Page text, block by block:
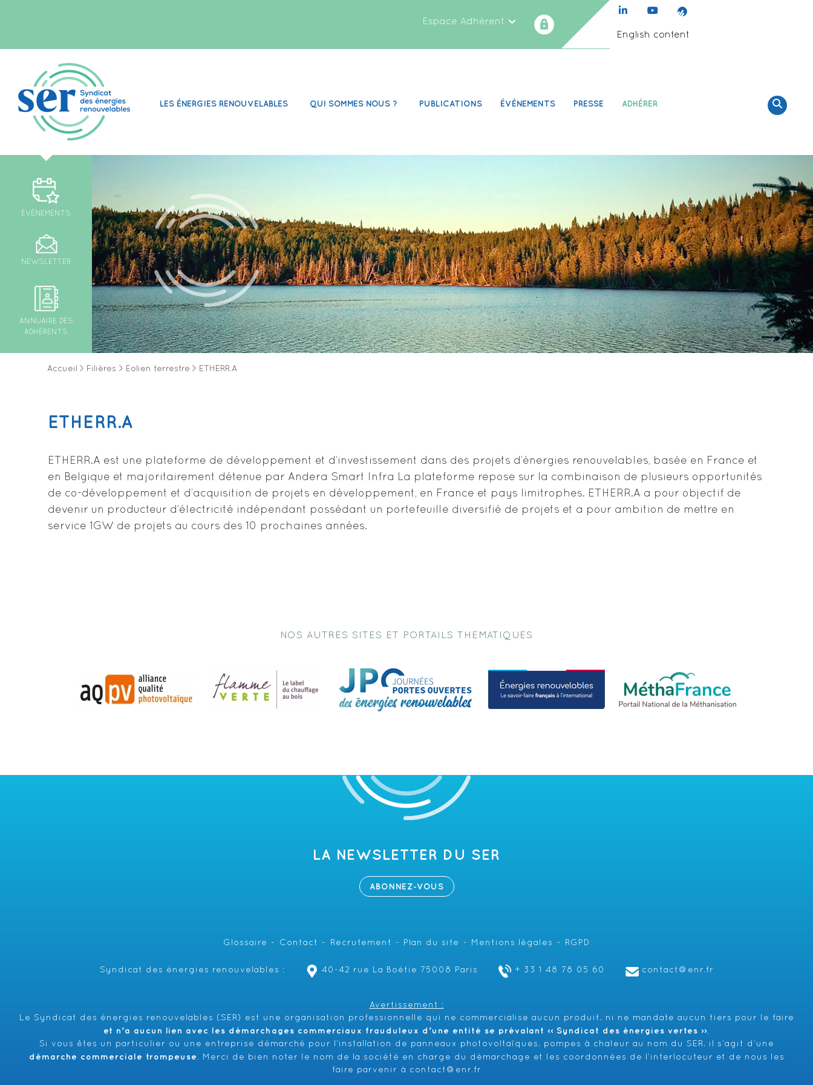
Espace Adhérent
English content
LES ÉNERGIES RENOUVELABLES QUI SOMMES NOUS ? PUBLICATIONS ÉVÉNEMENTS PRESSE ADHÉRER
ÉVÉNEMENTS
NEWSLETTER
ANNUAIRE DES
ADHÉRENTS
Accueil > Filières > Eolien terrestre > ETHERR.A
ETHERR.A
ETHERR.A est une plateforme de développement et d’investissement dans des projets d’énergies renouvelables, basée en France et
en Belgique et majoritairement détenue par Andera Smart Infra La plateforme repose sur la combinaison de plusieurs opportunités
de co-développement et d’acquisition de projets en développement, en France et pays limitrophes. ETHERR.A a pour objectif de
devenir un producteur d’électricité indépendant possédant un portefeuille diversifié de projets et a pour ambition de mettre en
service 1GW de projets au cours des 10 prochaines années.
NOS AUTRES SITES ET PORTAILS THEMATIQUES
LA NEWSLETTER DU SER
ABONNEZ-VOUS
Glossaire Contact Recrutement Plan du site Mentions légales RGPD
Syndicat des énergies renouvelables : 40-42 rue La Boétie 75008 Paris + 33 1 48 78 05 60 contact@enr.fr
Avertissement :
Le Syndicat des énergies renouvelables (SER) est une organisation professionnelle qui ne commercialise aucun produit, ni ne mandate aucun tiers pour le faire
et n’a aucun lien avec les démarchages commerciaux frauduleux d’une entité se prévalant ‹‹ Syndicat des énergies vertes ››.
Si vous êtes un particulier ou une entreprise démarché pour l’installation de panneaux photovoltaïques, pompes à chaleur au nom du SER, il s’agit d’une
démarche commerciale trompeuse . Merci de bien noter le nom de la société en charge du démarchage et les coordonnées de l’interlocuteur et de nous les
faire parvenir à
contact@enr.fr